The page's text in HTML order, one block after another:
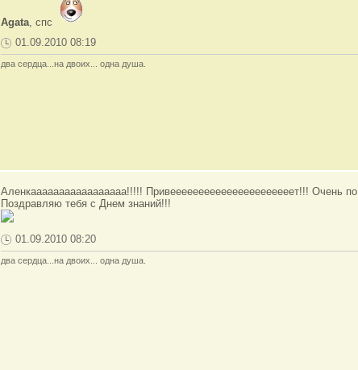
Agata, спс
01.09.2010 08:19
два сердца...на двоих... одна душа.
Аленкааааааааааааааааа!!!!! Привеееееееееееееееееееееет!!! Очень
Поздравляю тебя с Днем знаний!!!
01.09.2010 08:20
два сердца...на двоих... одна душа.